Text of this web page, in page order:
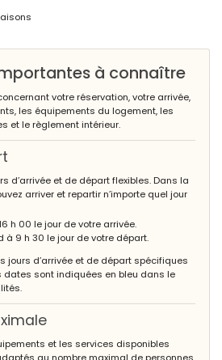
agréable. Nous avons apprécié le
retenir sans hésitation.
- France :
à connaître
votre réservation, votre arrivée,
les équipements du logement, les
et le règlement intérieur.
d’arrivée et de départ flexibles. Dans la
arriver et repartir n’importe quel jour
h 00 le jour de votre arrivée.
à 9 h 30 le jour de votre départ.
jours d’arrivée et de départ spécifiques
dates sont indiquées en bleu dans le
et les services disponibles